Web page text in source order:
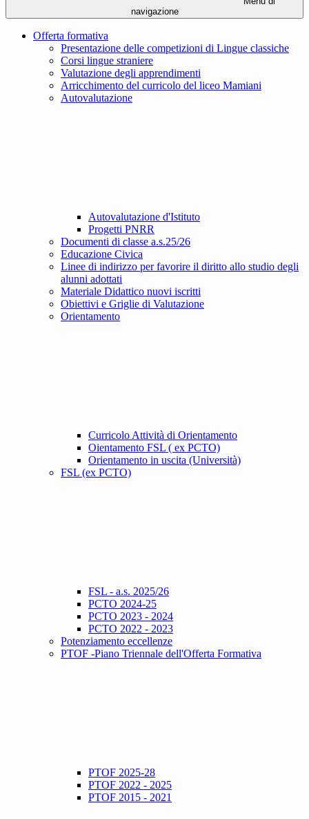
navigazione
Offerta formativa
Presentazione delle competizioni di Lingue classiche
Corsi lingue straniere
Valutazione degli apprendimenti
Arricchimento del curricolo del liceo Mamiani
Autovalutazione
Autovalutazione d'Istituto
Progetti PNRR
Documenti di classe a.s.25/26
Educazione Civica
Linee di indirizzo per favorire il diritto allo studio degli
alunni adottati
Materiale Didattico nuovi iscritti
Obiettivi e Griglie di Valutazione
Orientamento
Curricolo Attività di Orientamento
Oientamento FSL ( ex PCTO)
Orientamento in uscita (Università)
FSL (ex PCTO)
FSL - a.s. 2025/26
PCTO 2024-25
PCTO 2023 - 2024
PCTO 2022 - 2023
Potenziamento eccellenze
PTOF -Piano Triennale dell'Offerta Formativa
PTOF 2025-28
PTOF 2022 - 2025
PTOF 2015 - 2021